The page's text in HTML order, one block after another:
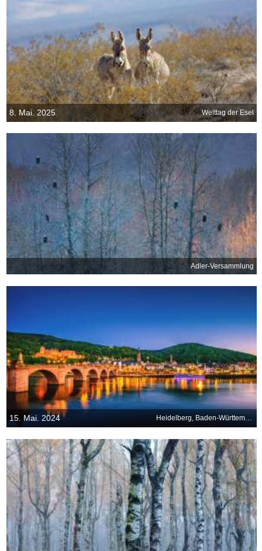
8. Mai. 2025 Welttag der Esel
Adler-Versammlung
15. Mai. 2024 Heidelberg, Baden-Württemberg